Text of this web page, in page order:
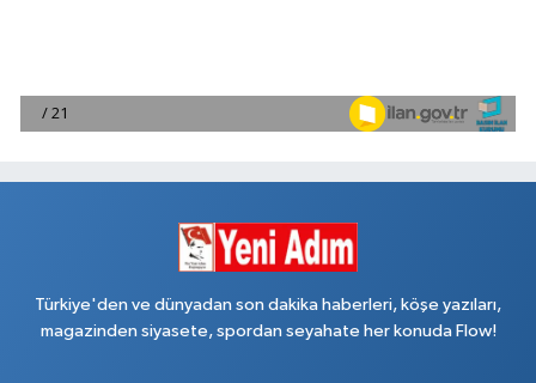
Türkiye'den ve dünyadan son dakika haberleri, köşe yazıları,
magazinden siyasete, spordan seyahate her konuda Flow!